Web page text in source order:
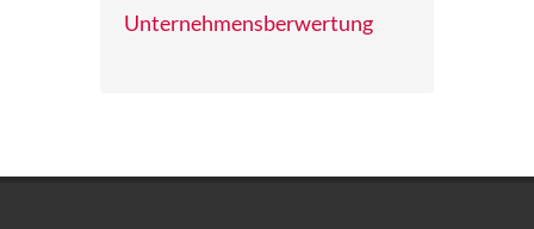
Unternehmensberwertung